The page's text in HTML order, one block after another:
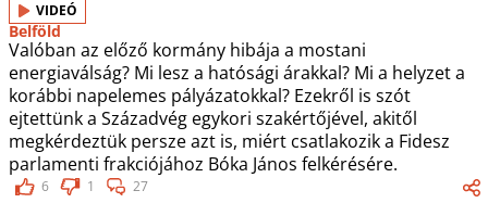
VIDEÓ
Belföld
Valóban az előző kormány hibája a mostani
energiaválság? Mi lesz a hatósági árakkal? Mi a helyzet a
korábbi napelemes pályázatokkal? Ezekről is szót
ejtettünk a Századvég egykori szakértőjével, akitől
megkérdeztük persze azt is, miért csatlakozik a Fidesz
parlamenti frakciójához Bóka János felkérésére.
6 1 27